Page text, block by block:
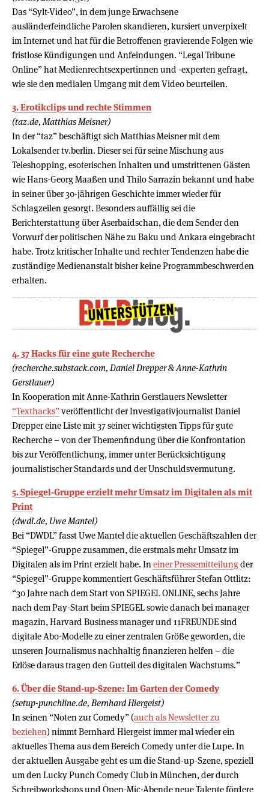
Das “Sylt-Video”, in dem junge Erwachsene
ausländerfeindliche Parolen skandieren, kursiert unverpixelt
im Internet und hat für die Betroffenen gravierende Folgen wie
fristlose Kündigungen und Anfeindungen. “Legal Tribune
Online” hat Medienrechtsexpertinnen und -experten gefragt,
wie sie den medialen Umgang mit dem Video beurteilen.
3. Erotikclips und rechte Stimmen
(taz.de, Matthias Meisner)
In der “taz” beschäftigt sich Matthias Meisner mit dem
Lokalsender tv.berlin. Dieser sei für seine Mischung aus
Teleshopping, esoterischen Inhalten und umstrittenen Gästen
wie Hans-Georg Maaßen und Thilo Sarrazin bekannt und habe
in seiner über 30-jährigen Geschichte immer wieder für
Schlagzeilen gesorgt. Besonders auffällig sei die
Berichterstattung über Aserbaidschan, die dem Sender den
Vorwurf der politischen Nähe zu Baku und Ankara eingebracht
habe. Trotz kritischer Inhalte und rechter Tendenzen habe die
zuständige Medienanstalt bisher keine Programmbeschwerden
erhalten.
4. 37 Hacks für eine gute Recherche
(recherche.substack.com, Daniel Drepper & Anne-Kathrin
Gerstlauer)
In Kooperation mit Anne-Kathrin Gerstlauers Newsletter
“Texthacks”veröffentlicht der Investigativjournalist Daniel
Drepper eine Liste mit 37 seiner wichtigsten Tipps für gute
Recherche – von der Themenfindung über die Konfrontation
bis zur Veröffentlichung, immer unter Berücksichtigung
journalistischer Standards und der Unschuldsvermutung.
5. Spiegel-Gruppe erzielt mehr Umsatz im Digitalen als mit
Print
(dwdl.de, Uwe Mantel)
Bei “DWDL” fasst Uwe Mantel die aktuellen Geschäftszahlen der
“Spiegel”-Gruppe zusammen, die erstmals mehr Umsatz im
Digitalen als im Print erzielt habe. Ineiner Pressemitteilungder
“Spiegel”-Gruppe kommentiert Geschäftsführer Stefan Ottlitz:
“30 Jahre nach dem Start von SPIEGEL ONLINE, sechs Jahre
nach dem Pay-Start beim SPIEGEL sowie danach bei manager
magazin, Harvard Business manager und 11FREUNDE sind
digitale Abo-Modelle zu einer zentralen Größe geworden, die
unseren Journalismus nachhaltig finanzieren helfen – die
Erlöse daraus tragen den Gutteil des digitalen Wachstums.”
6. Über die Stand-up-Szene: Im Garten der Comedy
(setup-punchline.de, Bernhard Hiergeist)
In seinen “Noten zur Comedy” (auch als Newsletter zu
beziehen) nimmt Bernhard Hiergeist immer mal wieder ein
aktuelles Thema aus dem Bereich Comedy unter die Lupe. In
der aktuellen Ausgabe geht es um die Stand-up-Szene, speziell
um den Lucky Punch Comedy Club in München, der durch
Schreibworkshops und Open-Mic-Abende neue Talente fördere